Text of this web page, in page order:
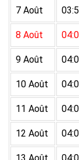
7 Août
8 Août
9 Août
10 Août
11 Août
12 Août